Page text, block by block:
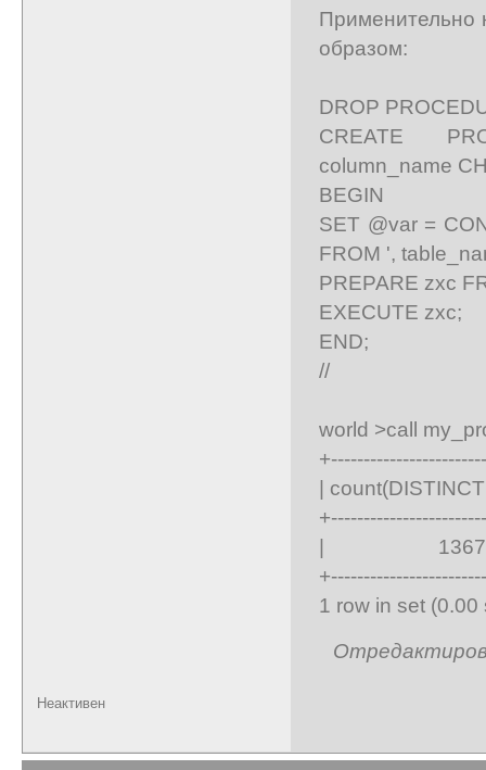
Применительно
образом:
DROP
CREATE
column_name
BEGIN
SET @var =
FROM ',
PREPARE zxc
EXECUTE zxc;
END;
//
world >call
|
| 1367
1 row in set (0.00
Неактивен